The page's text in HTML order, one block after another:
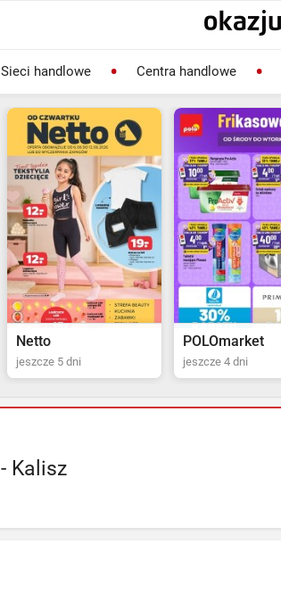
Sieci handlowe Centra handlowe
POLOmarket
jeszcze 4 dni
Kaufland
jeszcze 4 dni
- Kalisz